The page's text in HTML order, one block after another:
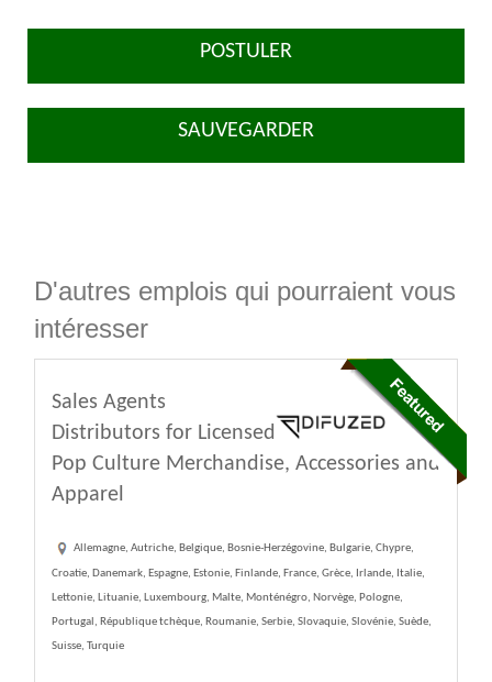
POSTULER
SAUVEGARDER
D'autres emplois qui pourraient vous
intéresser
Sales Agents
Distributors for Licensed
Pop Culture Merchandise, Accessories and
Apparel
Allemagne, Autriche, Belgique, Bosnie-Herzégovine, Bulgarie, Chypre,
Croatie, Danemark, Espagne, Estonie, Finlande, France, Grèce, Irlande, Italie,
Lettonie, Lituanie, Luxembourg, Malte, Monténégro, Norvège, Pologne,
Portugal, République tchèque, Roumanie, Serbie, Slovaquie, Slovénie, Suède,
Suisse, Turquie